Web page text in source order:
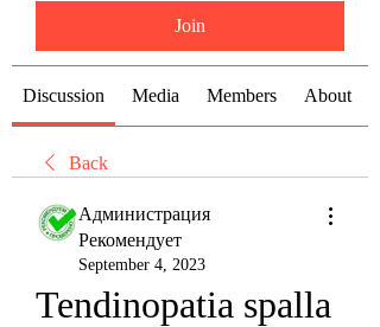
Join
Discussion Media Members About
Back
Администрация
Рекомендует
September 4, 2023
Tendinopatia spalla